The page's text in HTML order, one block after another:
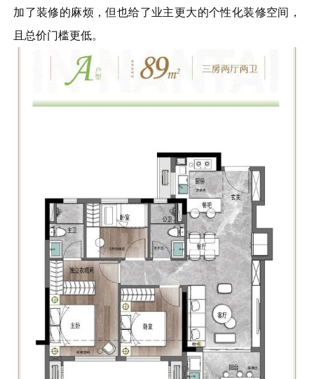
加了装修的麻烦，但也给了业主更大的个性化装修空间，
且总价门槛更低。